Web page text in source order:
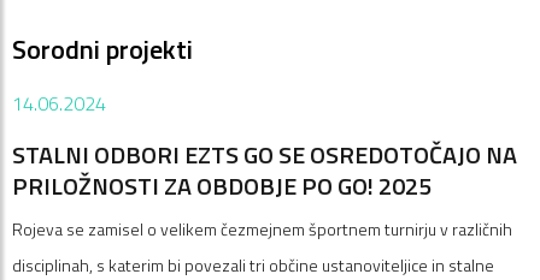
Sorodni projekti
14.06.2024
STALNI ODBORI EZTS GO SE OSREDOTOČAJO NA
PRILOŽNOSTI ZA OBDOBJE PO GO! 2025
Rojeva se zamisel o velikem čezmejnem športnem turnirju v različnih
disciplinah, s katerim bi povezali tri občine ustanoviteljice in stalne